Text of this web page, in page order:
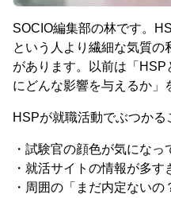
SOCIO編集部の林です。
という人より繊細な気質の
があります。以前は「
にどんな影響を与えるか」
HSPが就職活動でぶつかる
・試験官の顔色が気にな
・就活サイトの情報が多
・周囲の「まだ内定ない